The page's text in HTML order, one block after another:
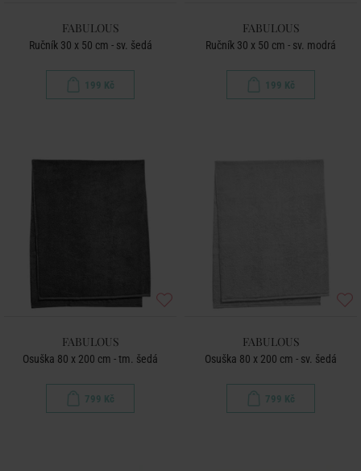
FABULOUS
Ručník 30 x 50 cm - sv. šedá
199 Kč
FABULOUS
Ručník 30 x 50 cm - sv. modrá
199 Kč
FABULOUS
Osuška 80 x 200 cm - tm. šedá
799 Kč
FABULOUS
Osuška 80 x 200 cm - sv. šedá
799 Kč